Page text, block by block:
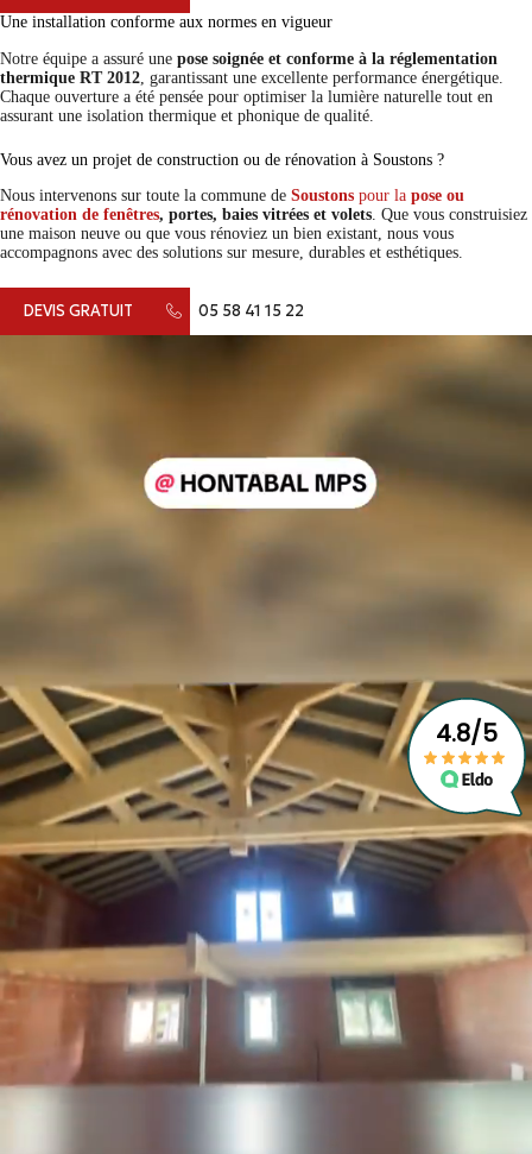
Une installation conforme aux normes en vigueur
Notre équipe a assuré une pose soignée et conforme à la réglementation
thermique RT 2012 , garantissant une excellente performance énergétique.
Chaque ouverture a été pensée pour optimiser la lumière naturelle tout en
assurant une isolation thermique et phonique de qualité.
Vous avez un projet de construction ou de rénovation à Soustons ?
Nous intervenons sur toute la commune de Soustons pour la pose ou
rénovation de fenêtres, portes, baies vitrées et volets . Que vous construisiez
une maison neuve ou que vous rénoviez un bien existant, nous vous
accompagnons avec des solutions sur mesure, durables et esthétiques.
DEVIS GRATUIT 05 58 41 15 22